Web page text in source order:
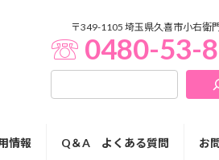
〒349-1105 埼玉県久喜市小右衛
☏ 0480-53-
情報 Q＆A よくある質問 お